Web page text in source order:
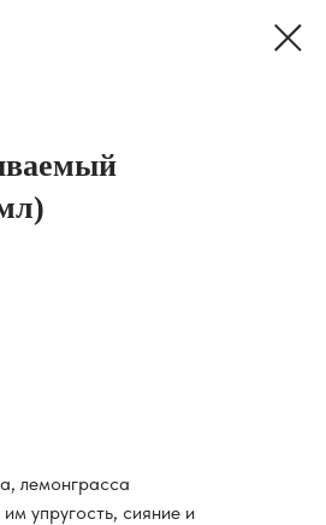
лемонграсса
упругость, сияние и